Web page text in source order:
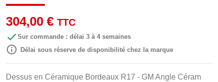
304,00 € TTC
 Sur commande : délai 3 à 4 semaines
 Délai sous réserve de disponibilité chez la marque
Dessus en Céramique Bordeaux R17 - GM Angle Céram